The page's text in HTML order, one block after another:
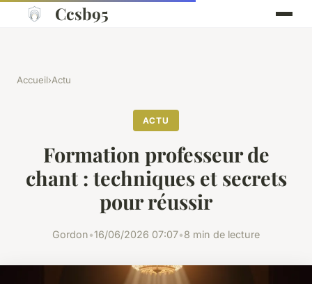
Ccsb95
Accueil›Actu
ACTU
Formation professeur de
chant : techniques et secrets
pour réussir
Gordon•16/06/2026 07:07•8 min de lecture